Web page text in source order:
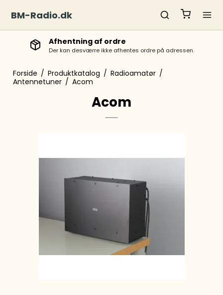
BM-Radio.dk
Afhentning af ordre
Der kan desværre ikke afhentes ordre på adressen.
Forside / Produktkatalog / Radioamatør /
Antennetuner / Acom
Acom